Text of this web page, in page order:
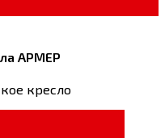
АРМЕР
кресло